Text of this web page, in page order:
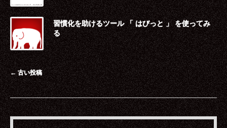
習慣化を助けるツール 「 はびっと 」 を使ってみ
る
投稿ナビゲーション
←古い投稿